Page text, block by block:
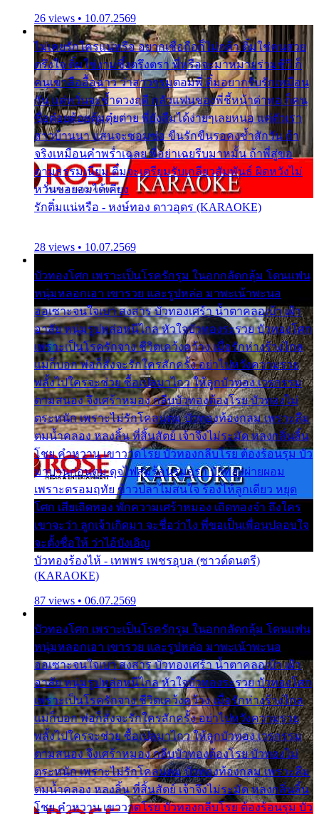
26 views • 10.07.2569
ไม่เคยรักใครแน่หรือ อยากเชื่อถือก็ไม่กล้า ติ๋มใช่คนสวย
ตรึงใจ ติ๋มใช่งามซึ้งตรึงตรา พี่หรือจะมาหมายร่วมชีวี ก็
คนเขาลืออื้อฉาว ว่าสาวๆรุมตอมพี่ ติ๋มอยากรับรักเหมือน
กัน แต่หวั่นจะช้ำดวงฤดี กลัวแฟนของพี่ชี้หน้าด่าทอ ก็คน
ชื่อต๋อยต้อยตุ้มตุ๋ยต่าย พี่ยังลืมได้ง่ายๆเลยหนอ แค่ตัวเรา
สาวบ้านนา แสนจะซอมซ่อ ขืนรักขืนรอคงช้ำสักวัน ถ้า
จริงเหมือนคำพร่ำเฉลย พี่อย่าเฉยรีบมาหมั้น ถ้าพี่สู่ขอ
ตามธรรมเนียม ติ๋มจะเตรียมรับเกลียวสัมพันธ์ ผิดหวังไม่
หวั่นขอยอมได้เคียง
รักติ๋มแน่หรือ - หงษ์ทอง ดาวอุดร (KARAOKE)
28 views • 10.07.2569
บัวทองโศก เพราะเป็นโรครักรุม ในอกกลัดกลุ้ม โดนแฟน
หนุ่มหลอกเอา เขารวย และรูปหล่อ มาพะเน้าพะนอ
ออเซาะจนใจเบา สงสาร บัวทองเศร้า น้ำตาคลอเบ้า เฝ้า
อาลัย หนุ่มรูปหล่อหนีไกล หัวใจบัวทองระรวย บัวทองโศก
เพราะเป็นโรครักจาง ชีวิตเคว้งคว้าง เมื่อรักห่างร้างไกล
แม่ก็บอก พ่อก็สั่งจะรักใครสักครั้ง อย่าไปหวังความรวย
พลั้งไปใครจะช่วย ซื้อเปลมาไกว ให้ลูกบัวทอง เวรกรรม
ตามสนอง จึงเศร้าหมอง กลีบบัวทองต้องโรย บัวทองไม่
ตระหนัก เพราะไม่รักโคลนตม บัวทองท้องกลม เพราะลืม
ตมน้ำคลอง หลงลิ้น ที่สิ้นสัตย์ เจ้าจึงไม่ระมัด หลงกลิ่นลิ้น
โชย คำหวาน เขาวาดโรย บัวทองกลีบโรย ต้องร้อนรุม บัว
มาบานก่อนตูม ดุจไฟสุมร้อนรุมอุรา บัวทองผ่ายผอม
เพราะตรอมฤทัย ข้าวปลาไม่สนใจ ร้องไห้ลูกเดียว หยุด
โศก เสียเถิดทอง พักความเศร้าหมอง เถิดทองจ๋า ถึงใคร
เขาจะว่า ลูกเจ้าเกิดมา จะชื่อว่าไง พี่ขอเป็นเพื่อนปลอบใจ
จะตั้งชื่อให้ ว่าไอ้บังเอิญ
บัวทองร้องไห้ - เทพพร เพชรอุบล (ซาวด์ดนตรี)
(KARAOKE)
87 views • 06.07.2569
บัวทองโศก เพราะเป็นโรครักรุม ในอกกลัดกลุ้ม โดนแฟน
หนุ่มหลอกเอา เขารวย และรูปหล่อ มาพะเน้าพะนอ
ออเซาะจนใจเบา สงสาร บัวทองเศร้า น้ำตาคลอเบ้า เฝ้า
อาลัย หนุ่มรูปหล่อหนีไกล หัวใจบัวทองระรวย บัวทองโศก
เพราะเป็นโรครักจาง ชีวิตเคว้งคว้าง เมื่อรักห่างร้างไกล
แม่ก็บอก พ่อก็สั่งจะรักใครสักครั้ง อย่าไปหวังความรวย
พลั้งไปใครจะช่วย ซื้อเปลมาไกว ให้ลูกบัวทอง เวรกรรม
ตามสนอง จึงเศร้าหมอง กลีบบัวทองต้องโรย บัวทองไม่
ตระหนัก เพราะไม่รักโคลนตม บัวทองท้องกลม เพราะลืม
ตมน้ำคลอง หลงลิ้น ที่สิ้นสัตย์ เจ้าจึงไม่ระมัด หลงกลิ่นลิ้น
โชย คำหวาน เขาวาดโรย บัวทองกลีบโรย ต้องร้อนรุม บัว